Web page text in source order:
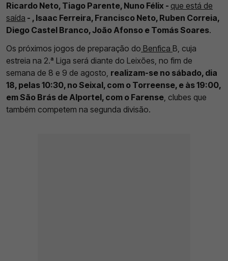
Ricardo Neto, Tiago Parente, Nuno Félix - que está de
saída - , Isaac Ferreira, Francisco Neto, Ruben Correia,
Diego Castel Branco, João Afonso e Tomás Soares.
Os próximos jogos de preparação do Benfica B, cuja
estreia na 2.ª Liga será diante do Leixões, no fim de
semana de 8 e 9 de agosto, realizam-se no sábado, dia
18, pelas 10:30, no Seixal, com o Torreense, e às 19:00,
em São Brás de Alportel, com o Farense , clubes que
também competem na segunda divisão.